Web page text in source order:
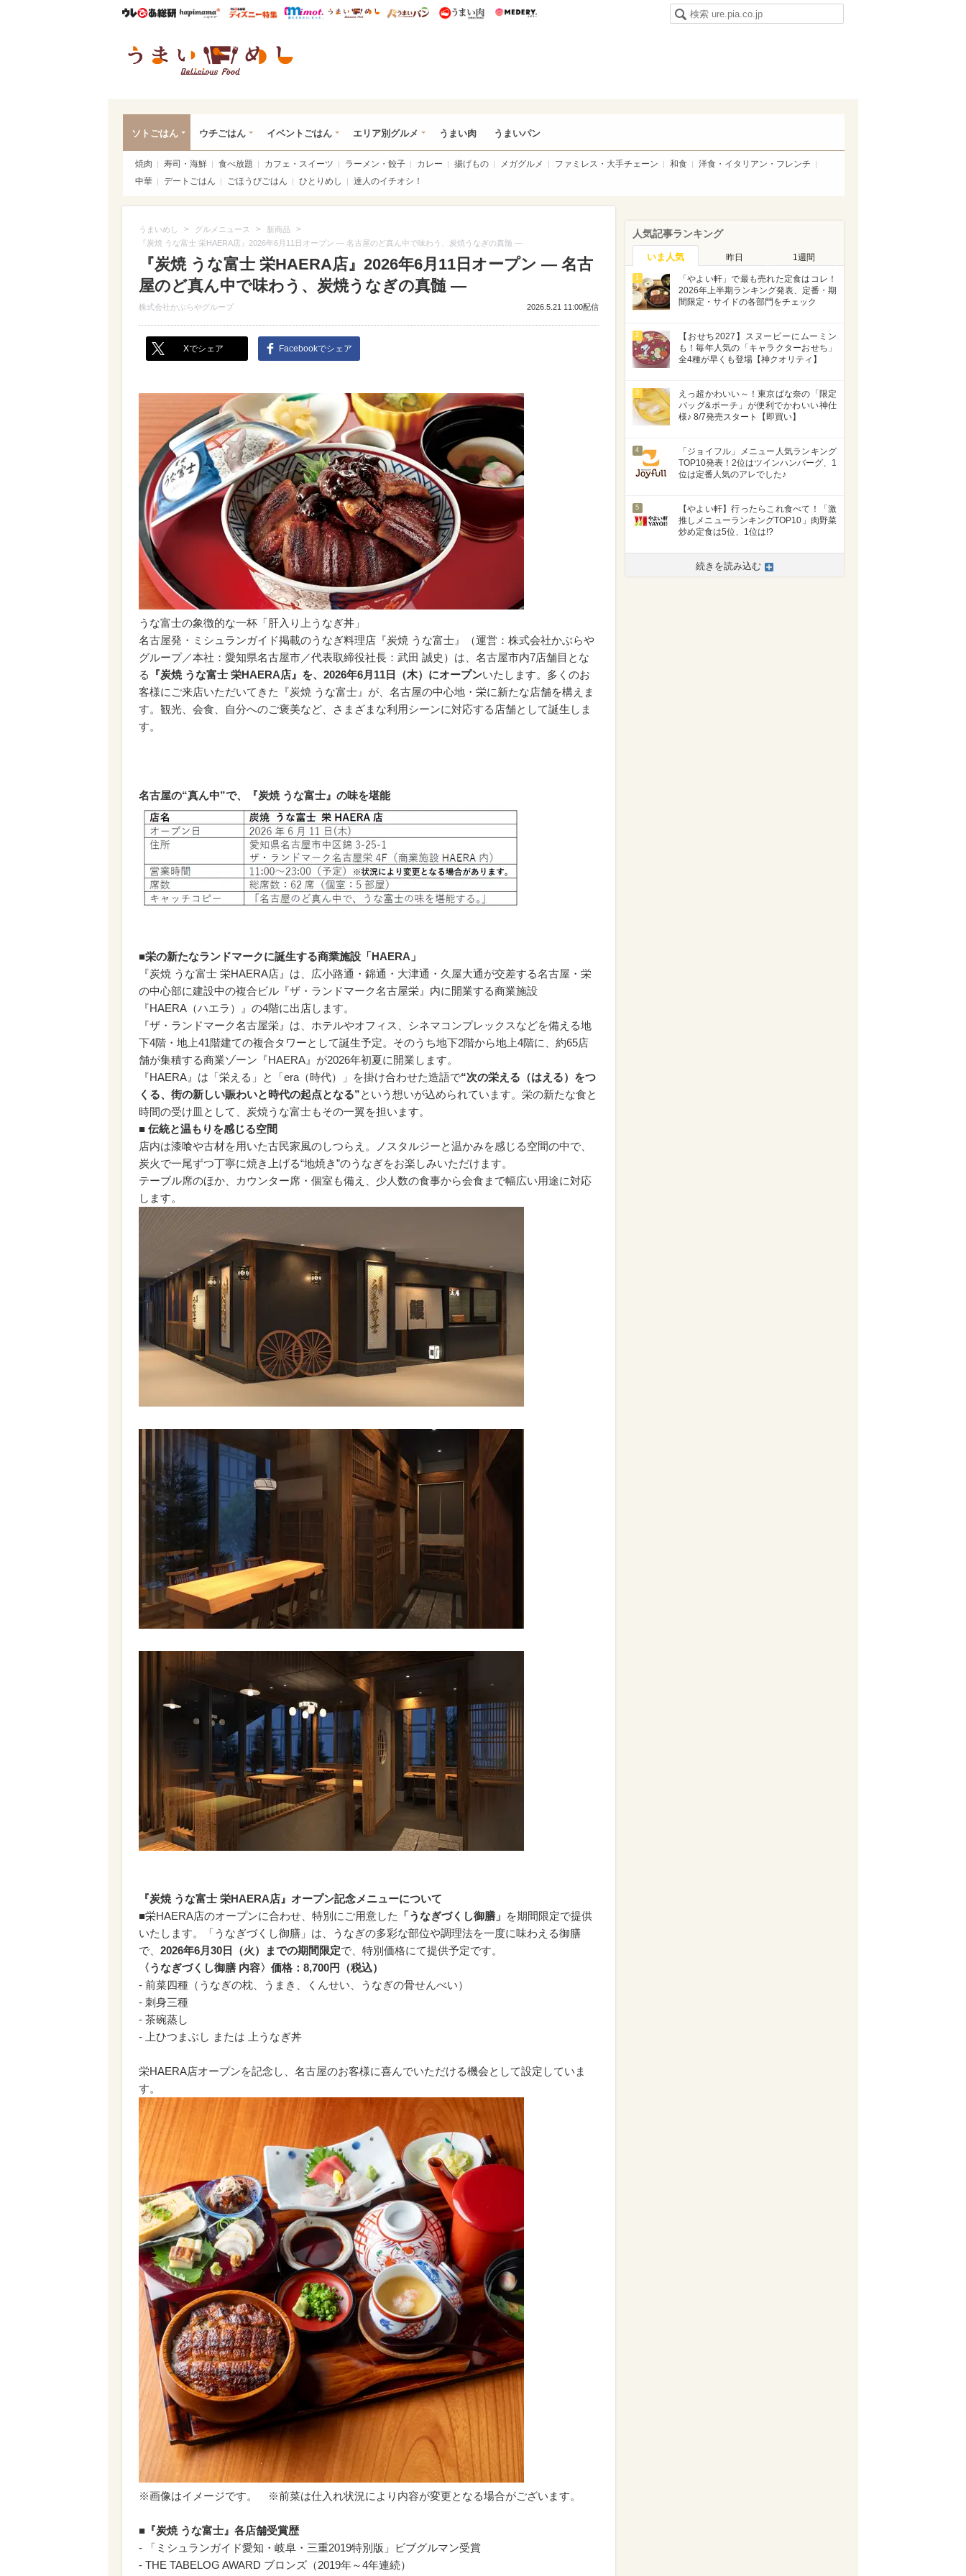
ウレぴあ総研ハピママ* ウレぴあ総研 ディズニー特集
mimot. うまいめし うまいパン うまい肉
ソトごはん ウチごはん イベントごはん エリア別グルメ うまい肉 うまいパン
焼肉 寿司・海鮮 食べ放題 カフェ・スイーツ ラーメン・餃子 カレー 揚げもの メガグルメ ファミレス・大手チェーン 和食
洋食・イタリアン・フレンチ
中華
デートごはん ごほうびごはん ひとりめし 達人のイチオシ！
うまいめし > グルメニュース > 新商品 >
『炭焼 うな富士 栄HAERA店』2026年6月11日オープン ― 名古屋のど真ん中で味わう、炭焼うなぎの真髄 ―
『炭焼 うな富士 栄HAERA店』2026年6月11日オープン ― 名古
屋のど真ん中で味わう、炭焼うなぎの真髄 ―
株式会社かぶらやグループ 2026.5.21 11:00配信
Xでシェア Facebookでシェア
うな富士の象徴的な一杯「肝入り上うなぎ丼」
名古屋発・ミシュランガイド掲載のうなぎ料理店『炭焼 うな富士』（運営：株式会社かぶらや
グループ／本社：愛知県名古屋市／代表取締役社長：武田 誠史）は、名古屋市内7店舗目とな
る
『炭焼 うな富士 栄HAERA店』を、2026年6月11日（木）にオープンいたします。多くのお
客様にご来店いただいてきた『炭焼 うな富士』が、名古屋の中心地・栄に新たな店舗を構えま
す。観光、会食、自分へのご褒美など、さまざまな利用シーンに対応する店舗として誕生しま
す。
名古屋の“真ん中”で、『炭焼 うな富士』の味を堪能
■栄の新たなランドマークに誕生する商業施設「HAERA」
『炭焼 うな富士 栄HAERA店』は、広小路通・錦通・大津通・久屋大通が交差する名古屋・栄
の中心部に建設中の複合ビル『ザ・ランドマーク名古屋栄』内に開業する商業施設
『HAERA（ハエラ）』の4階に出店します。
『ザ・ランドマーク名古屋栄』は、ホテルやオフィス、シネマコンプレックスなどを備える地
下4階・地上41階建ての複合タワーとして誕生予定。そのうち地下2階から地上4階に、約65店
舗が集積する商業ゾーン『HAERA』が2026年初夏に開業します。
『HAERA』は「栄える」と「era（時代）」を掛け合わせた造語で“次の栄える（はえる）をつ
くる、街の新しい賑わいと時代の起点となる”という想いが込められています。栄の新たな食と
時間の受け皿として、炭焼うな富士もその一翼を担います。
■ 伝統と温もりを感じる空間
店内は漆喰や古材を用いた古民家風のしつらえ。ノスタルジーと温かみを感じる空間の中で、
炭火で一尾ずつ丁寧に焼き上げる“地焼き”のうなぎをお楽しみいただけます。
テーブル席のほか、カウンター席・個室も備え、少人数の食事から会食まで幅広い用途に対応
します。
『炭焼 うな富士 栄HAERA店』オープン記念メニューについて
■栄HAERA店のオープンに合わせ、特別にご用意した
「うなぎづくし御膳」 を期間限定で提供
いたします。「うなぎづくし御膳」は、うなぎの多彩な部位や調理法を一度に味わえる御膳
で、 2026年6月30日（火）までの期間限定で、特別価格にて提供予定です。
〈うなぎづくし御膳 内容〉価格：8,700円（税込）
- 前菜四種（うなぎの枕、うまき、くんせい、うなぎの骨せんべい）
- 刺身三種
- 茶碗蒸し
- 上ひつまぶし または 上うなぎ丼
栄HAERA店オープンを記念し、名古屋のお客様に喜んでいただける機会として設定していま
す。
※画像はイメージです。 ※前菜は仕入れ状況により内容が変更となる場合がございます。
■ 『炭焼 うな富士』各店舗受賞歴
- 「ミシュランガイド愛知・岐阜・三重2019特別版」ビブグルマン受賞
- THE TABELOG AWARD ブロンズ（2019年～4年連続）
人気記事ランキング
いま人気 昨日 1週間
1
「やよい軒」で最も売れた定食はコレ！
2026年上半期ランキング発表、定番・期
間限定・サイドの各部門をチェック
2
【おせち2027】スヌーピーにムーミン
も！毎年人気の「キャラクターおせち」
全4種が早くも登場【神クオリティ】
3
えっ超かわいい～！東京ばな奈の「限定
バッグ&ポーチ」が便利でかわいい神仕
様♪ 8/7発売スタート【即買い】
4
「ジョイフル」メニュー人気ランキング
TOP10発表！2位はツインハンバーグ、1
位は定番人気のアレでした♪
5
【やよい軒】行ったらこれ食べて！「激
推しメニューランキングTOP10」肉野菜
炒め定食は5位、1位は!?
続きを読み込む